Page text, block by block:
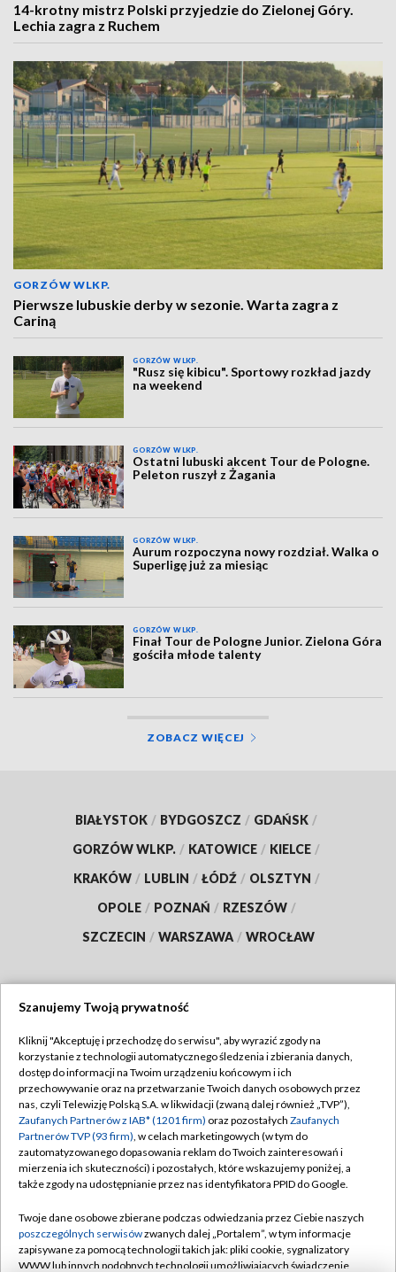
14-krotny mistrz Polski przyjedzie do Zielonej Góry.
Lechia zagra z Ruchem
GORZÓW WLKP.
Pierwsze lubuskie derby w sezonie. Warta zagra z
Cariną
GORZÓW WLKP.
"Rusz się kibicu". Sportowy rozkład jazdy
na weekend
GORZÓW WLKP.
Ostatni lubuski akcent Tour de Pologne.
Peleton ruszył z Żagania
GORZÓW WLKP.
Aurum rozpoczyna nowy rozdział. Walka o
Superligę już za miesiąc
GORZÓW WLKP.
Finał Tour de Pologne Junior. Zielona Góra
gościła młode talenty
ZOBACZ WIĘCEJ
BIAŁYSTOK / BYDGOSZCZ / GDAŃSK /
GORZÓW WLKP. / KATOWICE / KIELCE /
KRAKÓW / LUBLIN / ŁÓDŹ / OLSZTYN /
OPOLE / POZNAŃ / RZESZÓW /
SZCZECIN / WARSZAWA / WROCŁAW
TVP
Abonament TVP
Emisja w TVP
Centrum informacji TVP
Naziemna Telewizja Cyfrowa
Rada Programowa
System NOS
Regulamin TVP
Polityka prywatności
Moje zgody
Pomoc
Kontakt
Szanujemy Twoją prywatność
Kliknij "Akceptuję i przechodzę do serwisu", aby wyrazić zgody na
korzystanie z technologii automatycznego śledzenia i zbierania danych,
dostęp do informacji na Twoim urządzeniu końcowym i ich
przechowywanie oraz na przetwarzanie Twoich danych osobowych przez
nas, czyli Telewizję Polską S.A. w likwidacji (zwaną dalej również „TVP”),
Zaufanych Partnerów z IAB* (1201 firm) oraz pozostałych Zaufanych
Partnerów TVP (93 firm), w celach marketingowych (w tym do
zautomatyzowanego dopasowania reklam do Twoich zainteresowań i
mierzenia ich skuteczności) i pozostałych, które wskazujemy poniżej, a
także zgody na udostępnianie przez nas identyfikatora PPID do Google.
Twoje dane osobowe zbierane podczas odwiedzania przez Ciebie naszych
poszczególnych serwisówzwanych dalej „Portalem”, w tym informacje
zapisywane za pomocą technologii takich jak: pliki cookie, sygnalizatory
WWW lub innych podobnych technologii umożliwiających świadczenie